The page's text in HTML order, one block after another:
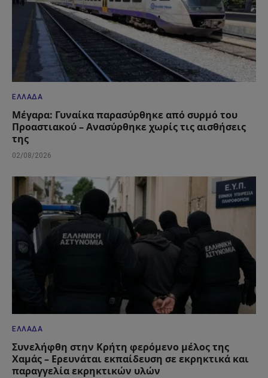
ΕΛΛΆΔΑ
Μέγαρα: Γυναίκα παρασύρθηκε από συρμό του
Προαστιακού – Ανασύρθηκε χωρίς τις αισθήσεις
της
02/08/2026
ΕΛΛΆΔΑ
Συνελήφθη στην Κρήτη φερόμενο μέλος της
Χαμάς – Ερευνάται εκπαίδευση σε εκρηκτικά και
παραγγελία εκρηκτικών υλών